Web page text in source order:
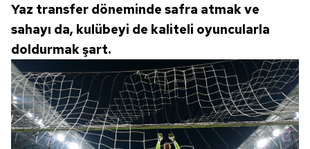
Yaz transfer döneminde safra atmak ve
sahayı da, kulübeyi de kaliteli oyuncularla
doldurmak şart.